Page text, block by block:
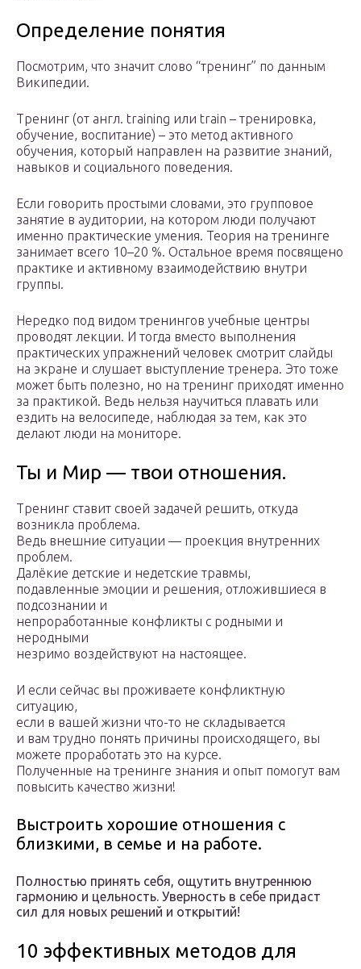
Определение понятия
Посмотрим, что значит слово “тренинг” по данным
Википедии.
Тренинг (от англ. training или train – тренировка,
обучение, воспитание) – это метод активного
обучения, который направлен на развитие знаний,
навыков и социального поведения.
Если говорить простыми словами, это групповое
занятие в аудитории, на котором люди получают
именно практические умения. Теория на тренинге
занимает всего 10–20 %. Остальное время посвящено
практике и активному взаимодействию внутри
группы.
Нередко под видом тренингов учебные центры
проводят лекции. И тогда вместо выполнения
практических упражнений человек смотрит слайды
на экране и слушает выступление тренера. Это тоже
может быть полезно, но на тренинг приходят именно
за практикой. Ведь нельзя научиться плавать или
ездить на велосипеде, наблюдая за тем, как это
делают люди на мониторе.
Ты и Мир — твои отношения.
Тренинг ставит своей задачей решить, откуда
возникла проблема.
Ведь внешние ситуации — проекция внутренних
проблем.
Далёкие детские и недетские травмы,
подавленные эмоции и решения, отложившиеся в
подсознании и
непроработанные конфликты с родными и
неродными
незримо воздействуют на настоящее.
И если сейчас вы проживаете конфликтную
ситуацию,
если в вашей жизни что-то не складывается
и вам трудно понять причины происходящего, вы
можете проработать это на курсе.
Полученные на тренинге знания и опыт помогут вам
повысить качество жизни!
Выстроить хорошие отношения с
близкими, в семье и на работе.
Полностью принять себя, ощутить внутреннюю
гармонию и цельность. Уверность в себе придаст
сил для новых решений и открытий!
10 эффективных методов для